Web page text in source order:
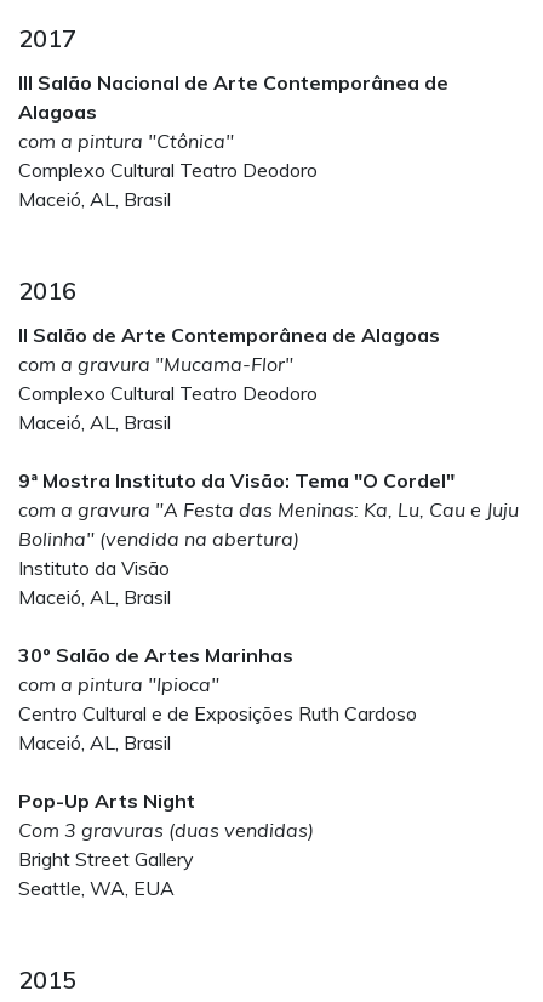
2017
III Salão Nacional de Arte Contemporânea de
Alagoas
com a pintura "Ctônica"
Complexo Cultural Teatro Deodoro
Maceió, AL, Brasil
2016
II Salão de Arte Contemporânea de Alagoas
com a gravura "Mucama-Flor"
Complexo Cultural Teatro Deodoro
Maceió, AL, Brasil
9ª Mostra Instituto da Visão: Tema "O Cordel"
com a gravura "A Festa das Meninas: Ka, Lu, Cau e Juju
Bolinha" (vendida na abertura)
Instituto da Visão
Maceió, AL, Brasil
30º Salão de Artes Marinhas
com a pintura "Ipioca"
Centro Cultural e de Exposições Ruth Cardoso
Maceió, AL, Brasil
Pop-Up Arts Night
Com 3 gravuras (duas vendidas)
Bright Street Gallery
Seattle, WA, EUA
2015